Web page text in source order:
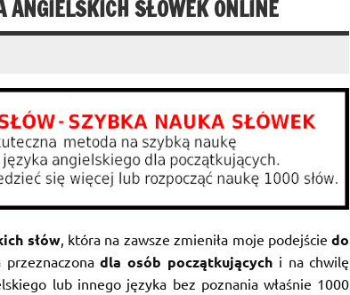
SŁÓWEK ONLINE
słów, która na zawsze zmieniła moje podejściedo
przeznaczonadla osób początkujących i na chwilę
lub innego języka bez poznania właśnie 1000